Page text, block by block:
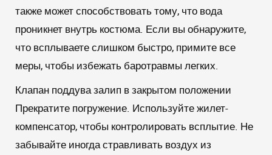
также может способствовать тому, что вода
проникнет внутрь костюма. Если вы обнаружите,
что всплываете слишком быстро, примите все
меры, чтобы избежать баротравмы легких.
Клапан поддува залип в закрытом положении
Прекратите погружение. Используйте жилет-
компенсатор, чтобы контролировать всплытие. Не
забывайте иногда стравливать воздух из